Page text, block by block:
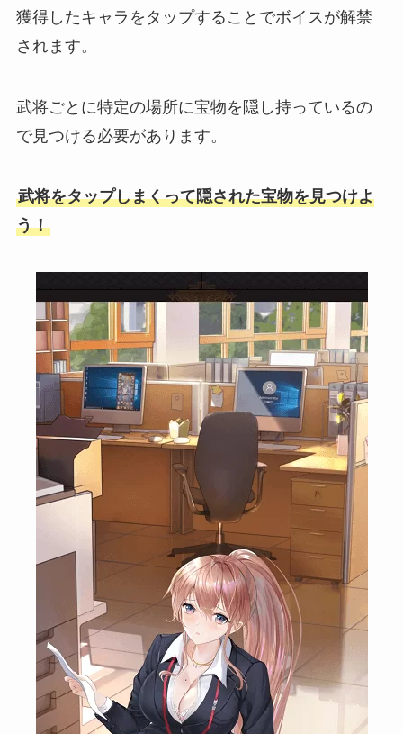
獲得したキャラをタップすることでボイスが解禁
されます。
武将ごとに特定の場所に宝物を隠し持っているの
で見つける必要があります。
武将をタップしまくって隠された宝物を見つけよ
う！